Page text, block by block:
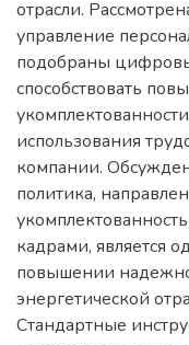
отрасли.
управление
подобраны
способствовать
использования
компании.
политика,
кадрами, является
повышении
энергетической
Стандартные